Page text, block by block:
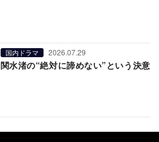
国内ドラマ 2026.07.29
関水渚の“絶対に諦めない”という決意